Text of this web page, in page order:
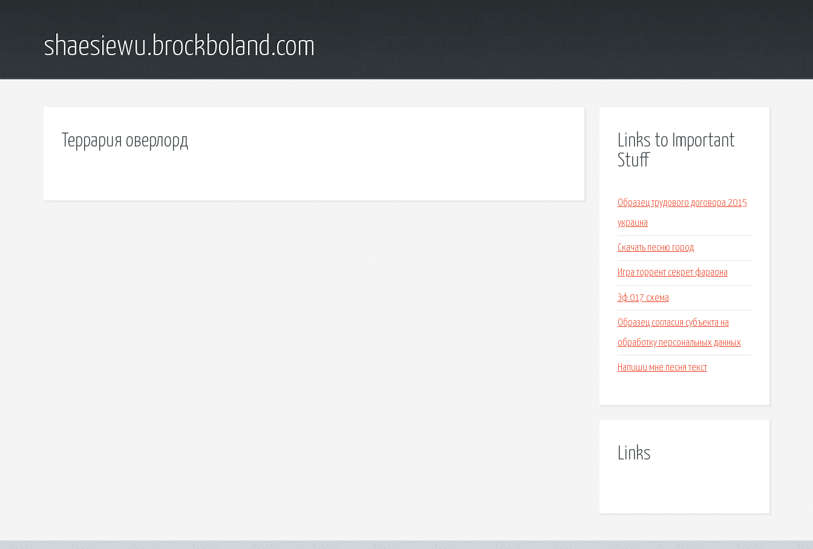
shaesiewu.brockboland.com
Террария оверлорд
Links to Important
Stuff
Образец трудового договора 2015
украина
Скачать песню город
Игра торрент секрет фараона
Эф 017 схема
Образец согласия субъекта на
обработку персональных данных
Напиши мне песня текст
Links